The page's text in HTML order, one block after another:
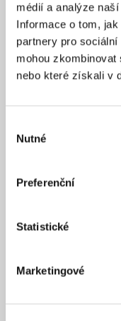
médií a analýze
Informace o tom,
partnery pro
mohou
nebo které získali v
souhlasu
Nutné
Preferenční
Statistické
Marketingové
se podívat, co
Benedikt Markel
V letech